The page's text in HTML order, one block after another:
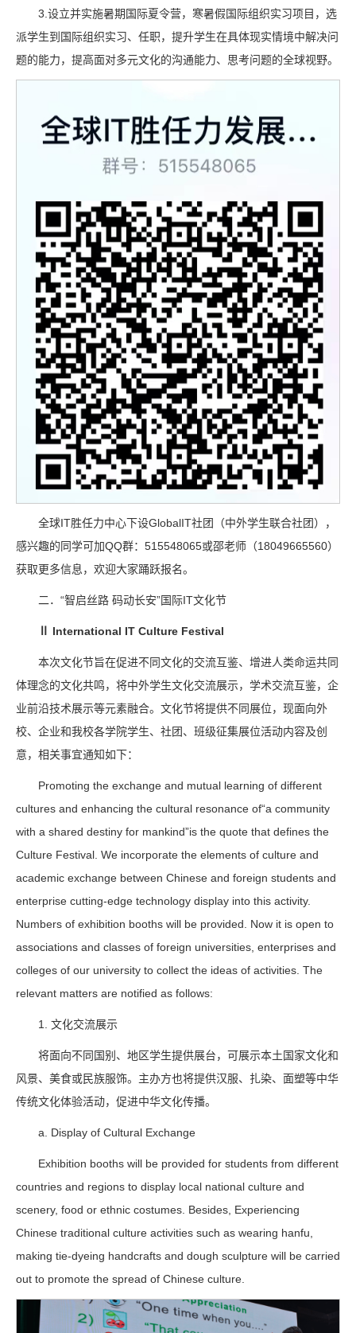
3.设立并实施暑期国际夏令营，寒暑假国际组织实习项目，选
派学生到国际组织实习、任职，提升学生在具体现实情境中解决问
题的能力，提高面对多元文化的沟通能力、思考问题的全球视野。
全球IT胜任力中心下设GlobalIT社团（中外学生联合社团），
感兴趣的同学可加QQ群：515548065或邵老师（18049665560）
获取更多信息，欢迎大家踊跃报名。
二．“智启丝路 码动长安”国际IT文化节
Ⅱ International IT Culture Festival
本次文化节旨在促进不同文化的交流互鉴、增进人类命运共同
体理念的文化共鸣，将中外学生文化交流展示，学术交流互鉴，企
业前沿技术展示等元素融合。文化节将提供不同展位，现面向外
校、企业和我校各学院学生、社团、班级征集展位活动内容及创
意，相关事宜通知如下：
Promoting the exchange and mutual learning of different
cultures and enhancing the cultural resonance of“a community
with a shared destiny for mankind”is the quote that defines the
Culture Festival. We incorporate the elements of culture and
academic exchange between Chinese and foreign students and
enterprise cutting-edge technology display into this activity.
Numbers of exhibition booths will be provided. Now it is open to
associations and classes of foreign universities, enterprises and
colleges of our university to collect the ideas of activities. The
relevant matters are notified as follows:
1. 文化交流展示
将面向不同国别、地区学生提供展台，可展示本土国家文化和
风景、美食或民族服饰。主办方也将提供汉服、扎染、面塑等中华
传统文化体验活动，促进中华文化传播。
a. Display of Cultural Exchange
Exhibition booths will be provided for students from different
countries and regions to display local national culture and
scenery, food or ethnic costumes. Besides, Experiencing
Chinese traditional culture activities such as wearing hanfu,
making tie-dyeing handcrafts and dough sculpture will be carried
out to promote the spread of Chinese culture.